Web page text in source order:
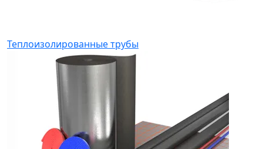
Теплоизолированные трубы